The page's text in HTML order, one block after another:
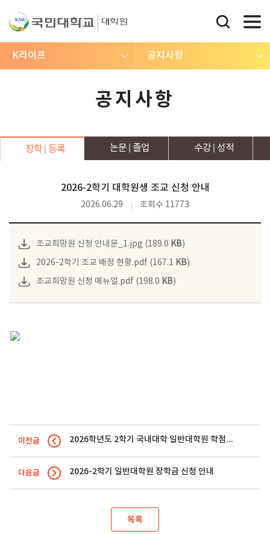
K라이프 공지사항
공지사항
장학 등록 논문 졸업 수강 성적
2026-2학기 대학원생 조교 신청 안내
2026.06.29 조회수 11773
조교희망원 신청 안내문_1.jpg (189.0 KB)
2026-2학기 조교 배정 현황.pdf (167.1 KB)
조교희망원 신청 매뉴얼.pdf (198.0 KB)
이전글 2026학년도 2학기 국내대학 일반대학원 학점교류 신청 안내
다음글 2026-2학기 일반대학원 장학금 신청 안내
목록